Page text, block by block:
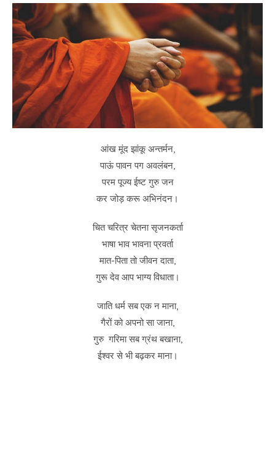
आंख मूंद झांकू अन्तर्मन,
पाऊं पावन पग अवलंबन,
परम पूज्य ईष्ट गुरु जन
कर जोड़ करू अभिनंदन।
चित चरित्र चेतना सृजनकर्ता
भाषा भाव भावना प्रवर्ता
मात-पिता तो जीवन दाता,
गुरू देव आप भाग्य विधाता।
जाति धर्म सब एक न माना,
गैरों को अपनो सा जाना,
गुरु गरिमा सब ग्रंथ बखाना,
ईश्वर से भी बढ़कर माना।